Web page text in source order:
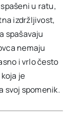
u ratu,
izdržljivost,
spašavaju
nemaju
i vrlo često
je
svoj spomenik.